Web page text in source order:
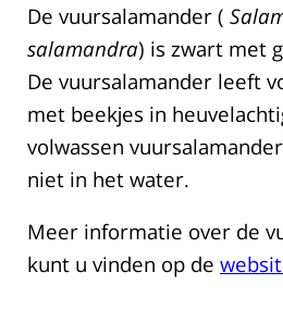
De vuursalamander (
salamandra) is zwart met
De vuursalamander leeft
met beekjes in
volwassen
niet in het water.
Meer informatie over de
kunt u vinden op de